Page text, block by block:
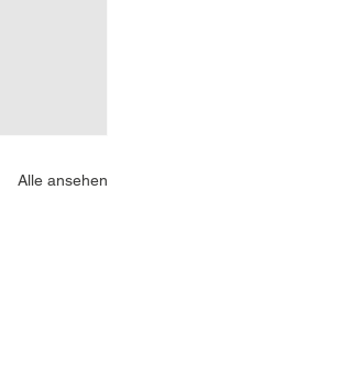
Alle ansehen